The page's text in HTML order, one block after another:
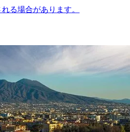
る場合があります。